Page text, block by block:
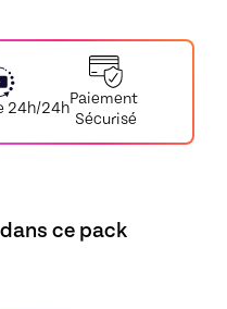
24h/24h
Paiement
Sécurisé
ce pack